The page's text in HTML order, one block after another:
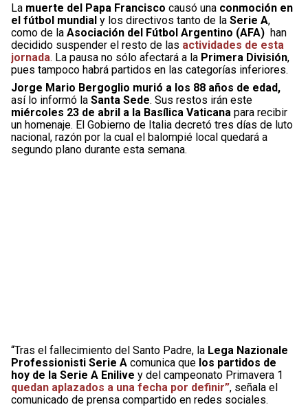
La muerte del Papa Francisco causó una conmoción en
el fútbol mundial y los directivos tanto de la Serie A,
como de la Asociación del Fútbol Argentino (AFA) han
decidido suspender el resto de las actividades de esta
jornada. La pausa no sólo afectará a la Primera División,
pues tampoco habrá partidos en las categorías inferiores.
Jorge Mario Bergoglio murió a los 88 años de edad,
así lo informó la Santa Sede. Sus restos irán este
miércoles 23 de abril a la Basílica Vaticana para recibir
un homenaje. El Gobierno de Italia decretó tres días de luto
nacional, razón por la cual el balompié local quedará a
segundo plano durante esta semana.
“Tras el fallecimiento del Santo Padre, la Lega Nazionale
Professionisti Serie A comunica que los partidos de
hoy de la Serie A Enilive y del campeonato Primavera 1
quedan aplazados a una fecha por definir”, señala el
comunicado de prensa compartido en redes sociales.